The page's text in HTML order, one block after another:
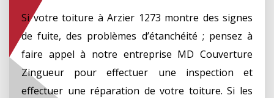
Si votre toiture à Arzier 1273 montre des signes
de fuite, des problèmes d’étanchéité ; pensez à
faire appel à notre entreprise MD Couverture
Zingueur pour effectuer une inspection et
effectuer une réparation de votre toiture. Si les